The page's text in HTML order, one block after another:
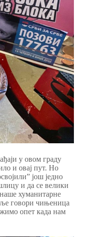
у овом граду
и овај пут. Но
још једно
и да се велики
хуманитарне
говори чињеница
опет када нам